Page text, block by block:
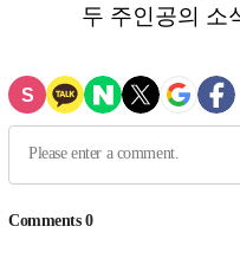
두 주인공의 소